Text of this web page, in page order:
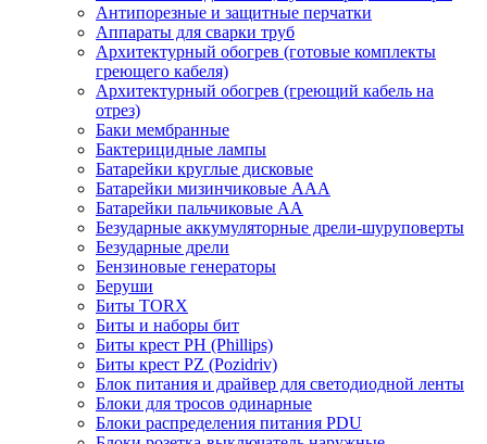
Антипорезные и защитные перчатки
Аппараты для сварки труб
Архитектурный обогрев (готовые комплекты
греющего кабеля)
Архитектурный обогрев (греющий кабель на
отрез)
Баки мембранные
Бактерицидные лампы
Батарейки круглые дисковые
Батарейки мизинчиковые ААА
Батарейки пальчиковые АА
Безударные аккумуляторные дрели-шуруповерты
Безударные дрели
Бензиновые генераторы
Беруши
Биты TORX
Биты и наборы бит
Биты крест PH (Phillips)
Биты крест PZ (Pozidriv)
Блок питания и драйвер для светодиодной ленты
Блоки для тросов одинарные
Блоки распределения питания PDU